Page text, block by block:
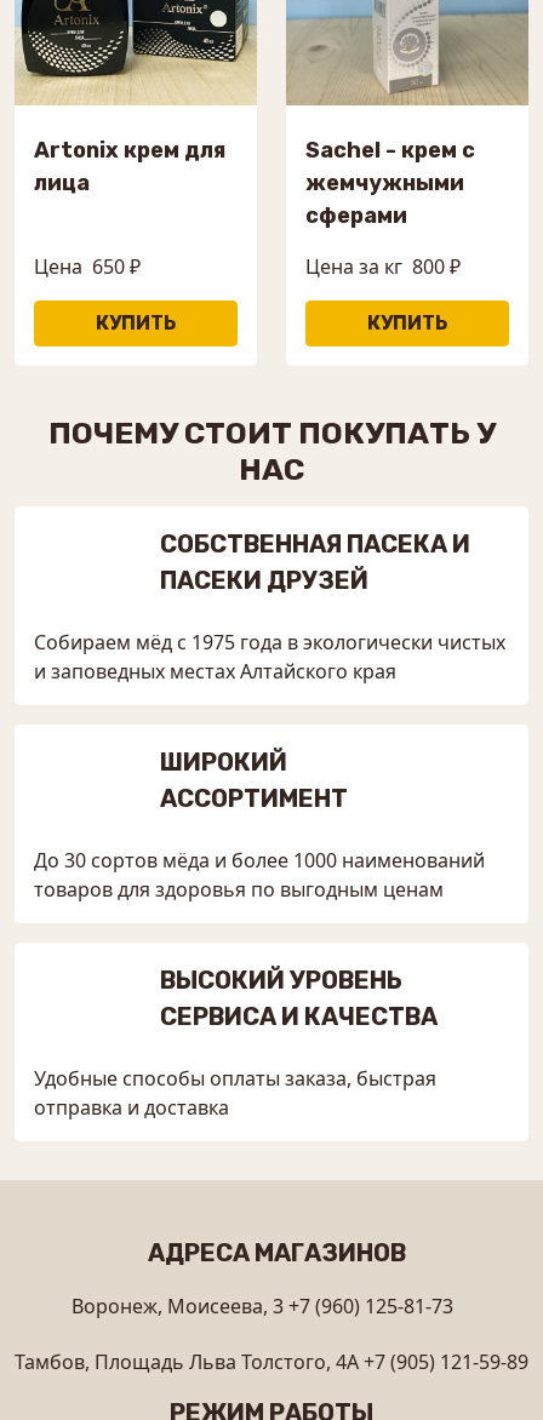
Artonix крем для
лица
Цена 650 ₽
Sachel - крем с
жемчужными
сферами
Цена за кг 800 ₽
ПОЧЕМУ СТОИТ ПОКУПАТЬ У
НАС
СОБСТВЕННАЯ ПАСЕКА И
ПАСЕКИ ДРУЗЕЙ
Собираем мёд с 1975 года в экологически чистых
и заповедных местах Алтайского края
ШИРОКИЙ
АССОРТИМЕНТ
До 30 сортов мёда и более 1000 наименований
товаров для здоровья по выгодным ценам
ВЫСОКИЙ УРОВЕНЬ
СЕРВИСА И КАЧЕСТВА
Удобные способы оплаты заказа, быстрая
отправка и доставка
АДРЕСА МАГАЗИНОВ
Воронеж, Моисеева, 3+7 (960) 125-81-73
Тамбов, Площадь Льва Толстого, 4А+7 (905) 121-59-89
РЕЖИМ РАБОТЫ